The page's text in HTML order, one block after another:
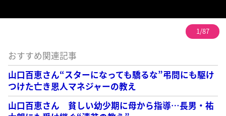
1/87
おすすめ関連記事
山口百恵さん“スターになっても驕るな”弔問にも駆け
つけた亡き恩人マネジャーの教え
山口百恵さん 貧しい幼少期に母から指導…長男・祐